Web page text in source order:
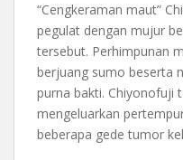
“Cengkeraman maut”
pegulat dengan mujur
tersebut. Perhimpunan
berjuang sumo beserta
purna bakti. Chiyonofuji
mengeluarkan
beberapa gede tumor